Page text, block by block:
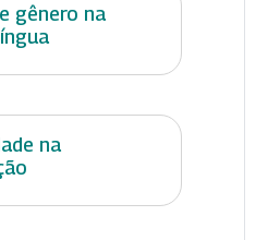
gênero na
na